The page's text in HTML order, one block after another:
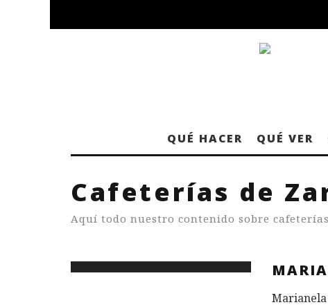
QUÉ HACER QUÉ VER
Cafeterías de
Aquí todo nuestro contenido sobre
Marianela